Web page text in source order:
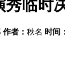
秀临时
作者： 秩名 时间：